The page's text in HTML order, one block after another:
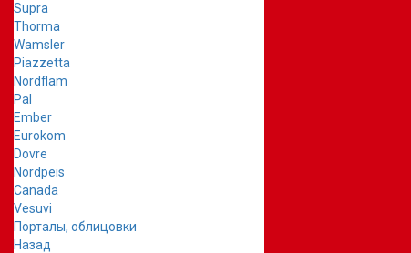
Supra
Thorma
Wamsler
Piazzetta
Nordflam
Pal
Ember
Eurokom
Dovre
Nordpeis
Canada
Vesuvi
Порталы, облицовки
Назад